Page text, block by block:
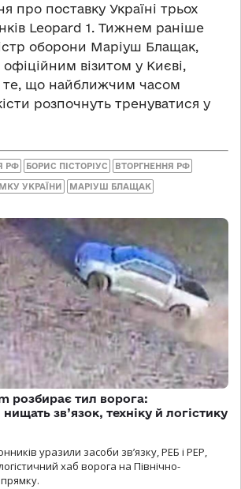
про поставку Україні трьох
Leopard 1. Тижнем раніше
оборони Маріуш Блащак,
візитом у Києві,
те, що найближчим часом
розпочнуть тренуватися у
РФ БОРИС ПІСТОРІУС ВТОРГНЕННЯ РФ
УКРАЇНИ МАРІУШ БЛАЩАК
розбирає тил ворога:
зв’язок, техніку й логістику
уразили засоби зв’язку, РЕБ і РЕР,
хаб ворога на Північно-